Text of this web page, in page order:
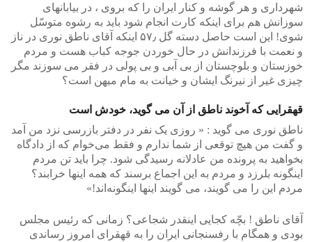
شهرداری و هر گوشه و کنار ایران را که بروی ، در بیابانهای
سوزانش هم برای اینکه کارت انجام شود باید به رشوه متوسّل
شوی! این است حاصل دسته گل ۵۷٫ اینکه آقای ناطق نوری در ناز
و نعمت با فرزندانش در حال خوردن جوجه کباب هست و مردم
خوزستان و بلوچستان از بی آبی و بی پولی در فقر می سوزند مگر
چیزی غیر از نیرنگ ایشان و خیانت به مام میهن است؟
قهقرایی که آخوند ناطق از آن می گوید، خودش است
ناطق نوری می گوید : « روزی یک نفر در دفتر بازرسی نزد من آمد
و گفت من هیچ توقعی از شما ندارم و فقط می‌خوام که از دادگاه
بخواهید به پرونده من عادلانه رسیدگی شود. چرا باید تن مردم
اینگونه بلرزد و مردم به این اجماع برسند که همه اینها خرابند؟
مردم این را می گویند، می گویند اینها اینگونه‌اند!»
آقای ناطق ! بچّه کجایی اینقدر شجاعی؟ زمانی که رئیس مجلس
بودی و همگام با رفسنجانی ایران را به قهقرای امروز رساندی